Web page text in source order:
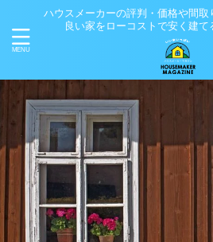
ハウスメーカーの評判・価格や間取
良い家をローコストで安く建て